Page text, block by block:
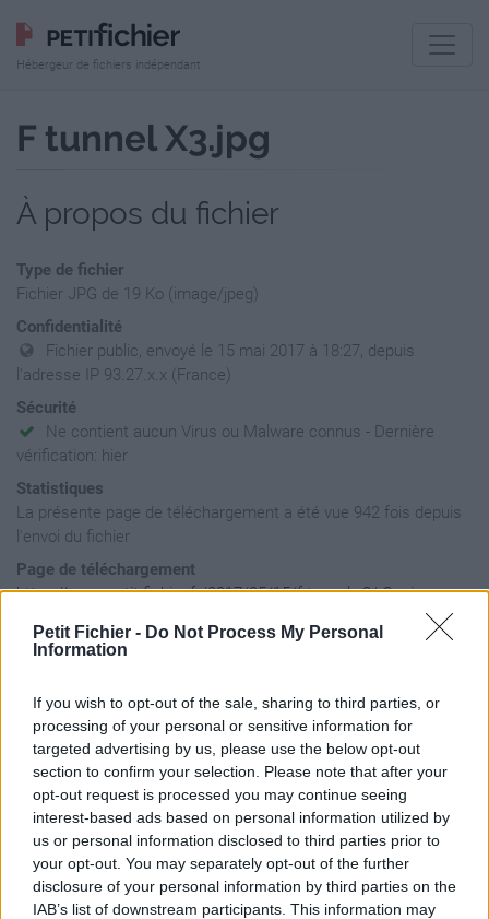
Petit Fichier - Do Not Process My Personal
Information
If you wish to opt-out of the sale, sharing to third parties, or
processing of your personal or sensitive information for
targeted advertising by us, please use the below opt-out
section to confirm your selection. Please note that after your
opt-out request is processed you may continue seeing
interest-based ads based on personal information utilized by
us or personal information disclosed to third parties prior to
your opt-out. You may separately opt-out of the further
disclosure of your personal information by third parties on the
IAB’s list of downstream participants. This information may
Hébergeur de fichiers indépendant
F tunnel X3.jpg
À propos du fichier
Type de fichier
Fichier JPG de 19 Ko (image/jpeg)
Confidentialité
Fichier public, envoyé le 15 mai 2017 à 18:27, depuis
l'adresse IP 93.27.x.x (France)
Sécurité
Ne contient aucun Virus ou Malware connus - Dernière
vérification: hier
Statistiques
La présente page de téléchargement a été vue 942 fois depuis
l'envoi du fichier
Page de téléchargement
https://www.petit-fichier.fr/2017/05/15/f-tunnel-x3/ Copier
Aperçu du fichier